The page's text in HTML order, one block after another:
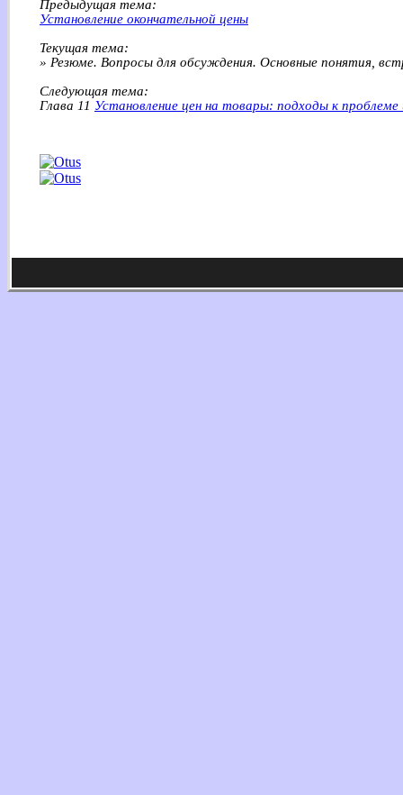
Предыдущая тема:
Установление окончательной цены
Текущая тема:
» Резюме. Вопросы для обсуждения. Основные понятия,
Следующая тема:
Глава 11 Установление цен на товары: подходы к проблеме